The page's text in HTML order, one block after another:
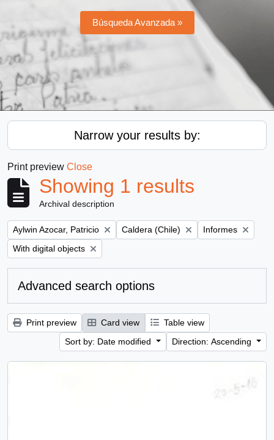
Búsqueda Avanzada »
Narrow your results by:
Print preview Close
Showing 1 results
Archival description
Remove filter:
Aylwin Azocar, Patricio Remove filter:
Caldera (Chile) Remove filter:
Informes
Remove filter:
With digital objects
Advanced search options
Print preview Card view
Table view
Sort by: Date modified
Direction: Ascending